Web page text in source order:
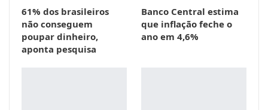
61% dos brasileiros
não conseguem
poupar dinheiro,
aponta pesquisa
Banco Central estima
que inflação feche o
ano em 4,6%